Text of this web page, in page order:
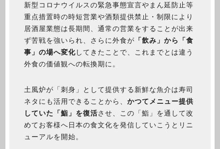
新型コロナウイルスの緊急事態宣言やまん延防止等
重点措置時の時短営業や酒類提供禁止・制限により
居酒屋業態は長期間、通常の営業をすることが出来
ず苦戦を強いられ、さらに外食が 「飲み」から「食
事」の場へ変化してきたことで、これまでとは違う
外食の価値観への転換期に。
土風炉が「刺身」として提供する新鮮な魚介は寿司
ネタにも活用できることから、 かつてメニュー提供
していた「鮨」を復活させ、この「鮨」を通して改
めてお客様へ日本の食文化を発信していこうとリニ
ューアルを開始。